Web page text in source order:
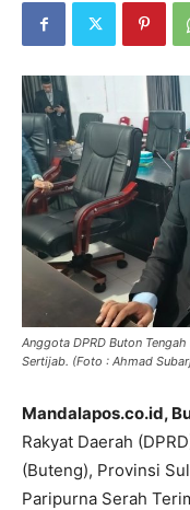
Anggota DPRD Buton
Sertijab. (Foto : Ahmad
Mandalapos.co.id,
Rakyat Daerah
(Buteng), Provinsi
Paripurna Serah